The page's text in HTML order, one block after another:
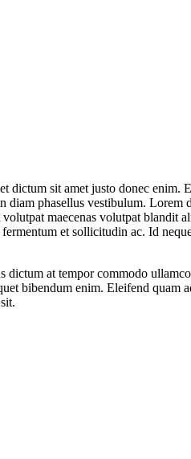
dictum sit amet justo donec
diam phasellus vestibulum. Lorem
maecenas volutpat blandit
et sollicitudin ac. Id
dictum at tempor commodo
bibendum enim. Eleifend quam